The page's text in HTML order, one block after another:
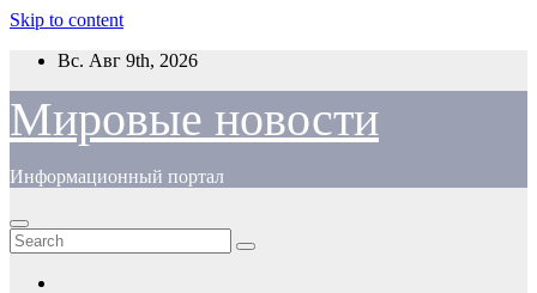
Skip to content
Вс. Авг 9th, 2026
Мировые новости
Информационный портал